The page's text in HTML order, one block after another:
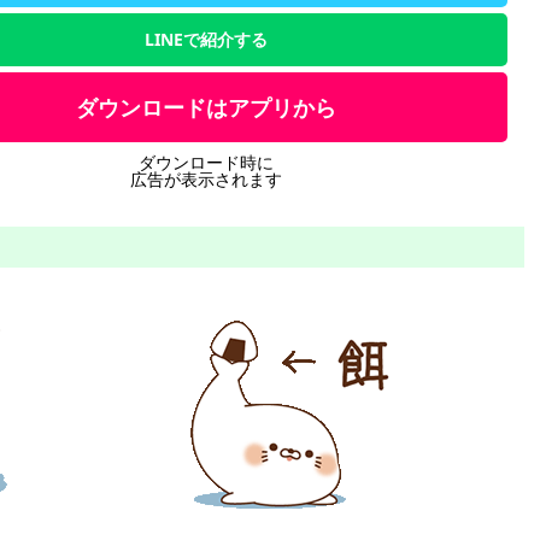
LINEで紹介する
ダウンロードはアプリから
ダウンロード時に
広告が表示されます